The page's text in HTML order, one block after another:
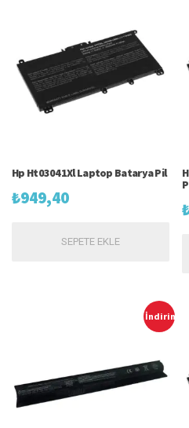
Hp Ht03041Xl Laptop Batarya Pil
₺949,40
SEPETE EKLE
İndirim!